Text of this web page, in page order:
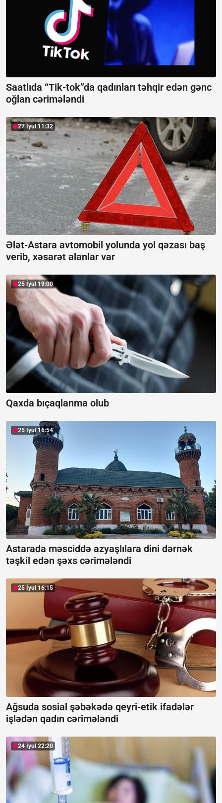
Saatlıda “Tik-tok”da qadınları təhqir edən gənc
oğlan cərimələndi
27 İyul 11:32
Ələt-Astara avtomobil yolunda yol qəzası baş
verib, xəsarət alanlar var
25 İyul 19:00
Qaxda bıçaqlanma olub
25 İyul 16:54
Astarada məsciddə azyaşlılara dini dərnək
təşkil edən şəxs cərimələndi
25 İyul 16:15
Ağsuda sosial şəbəkədə qeyri-etik ifadələr
işlədən qadın cərimələndi
24 İyul 22:20